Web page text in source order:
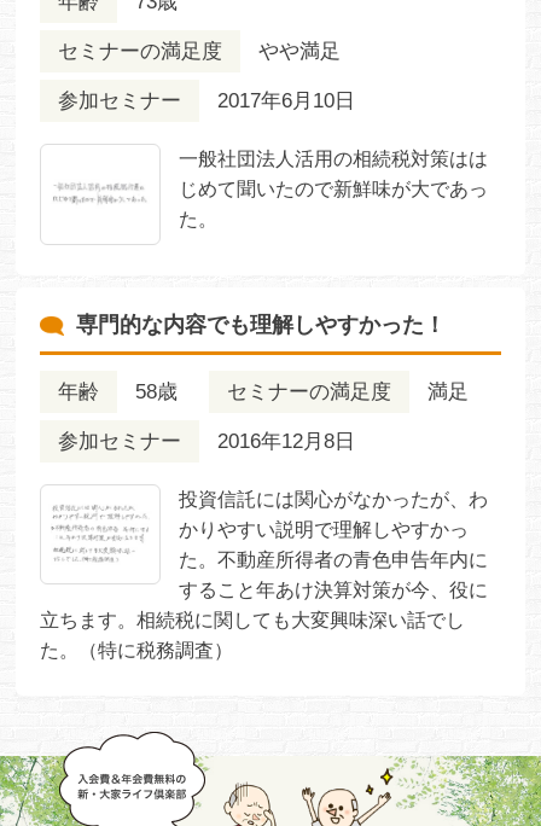
セミナーの満足度 やや満足
参加セミナー 2017年6月10日
一般社団法人活用の相続税対策はは
じめて聞いたので新鮮味が大であっ
た。
専門的な内容でも理解しやすかった！
年齢 58歳 セミナーの満足度 満足
参加セミナー 2016年12月8日
投資信託には関心がなかったが、わ
かりやすい説明で理解しやすかっ
た。不動産所得者の青色申告年内に
すること年あけ決算対策が今、役に
立ちます。相続税に関しても大変興味深い話でし
た。（特に税務調査）